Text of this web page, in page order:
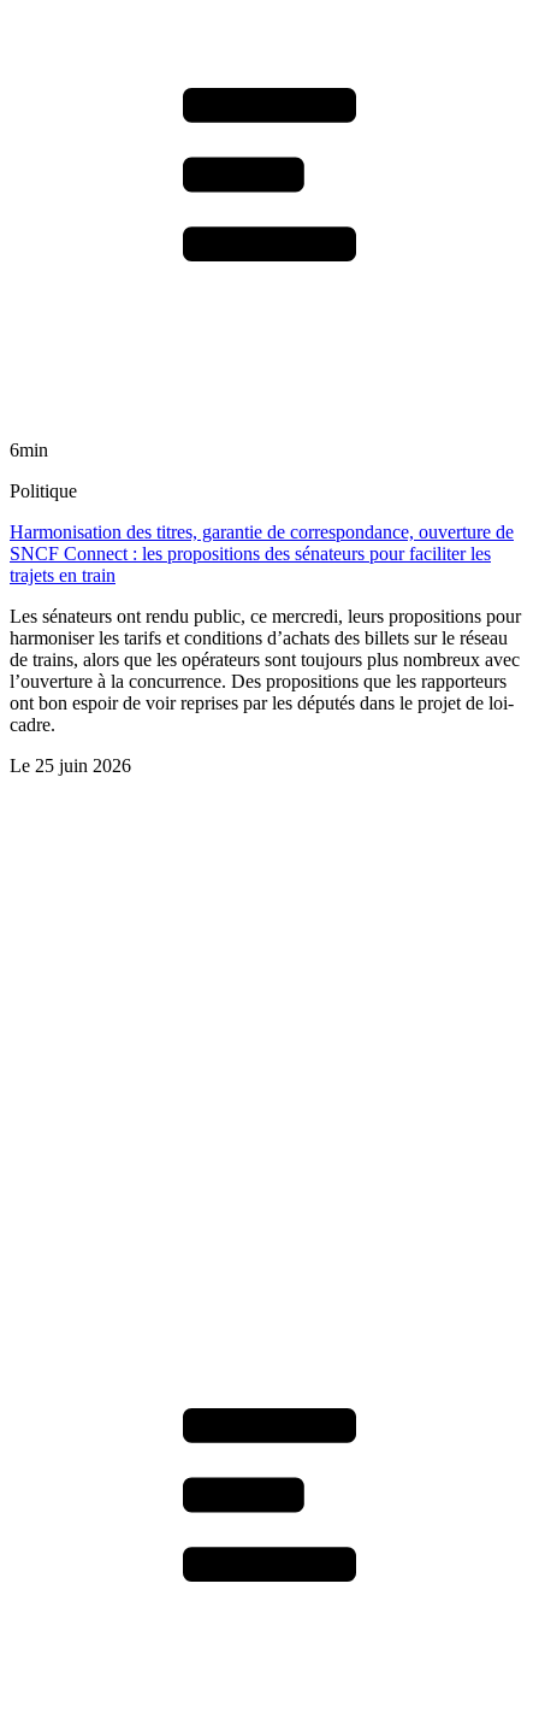
6min
Politique
Harmonisation des titres, garantie de correspondance, ouverture de
SNCF Connect : les propositions des sénateurs pour faciliter les
trajets en train
Les sénateurs ont rendu public, ce mercredi, leurs propositions pour
harmoniser les tarifs et conditions d’achats des billets sur le réseau
de trains, alors que les opérateurs sont toujours plus nombreux avec
l’ouverture à la concurrence. Des propositions que les rapporteurs
ont bon espoir de voir reprises par les députés dans le projet de loi-
cadre.
Le 25 juin 2026